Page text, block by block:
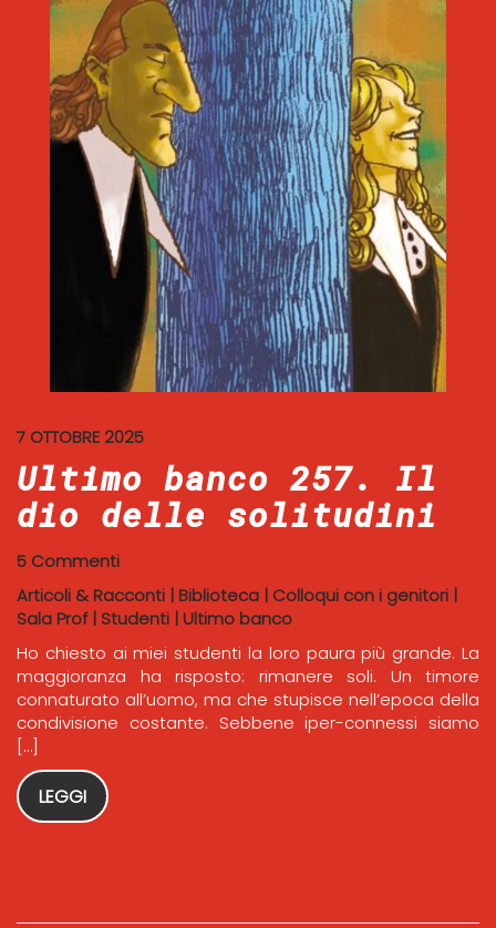
7 OTTOBRE 2025
Ultimo banco 257. Il
dio delle solitudini
5 Commenti
Articoli & Racconti | Biblioteca | Colloqui con i genitori |
Sala Prof| Studenti | Ultimo banco
Ho chiesto ai miei studenti la loro paura più grande. La
maggioranza ha risposto: rimanere soli. Un timore
connaturato all’uomo, ma che stupisce nell’epoca della
condivisione costante. Sebbene iper-connessi siamo
[…]
LEGGI